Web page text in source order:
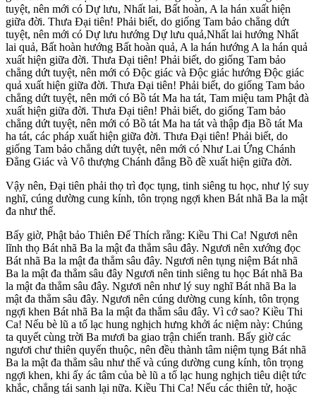
tuyệt, nên mới có Dự lưu, Nhất lai, Bất hoàn, A la hán xuất hiện
giữa đời. Thưa Đại tiên! Phải biết, do giống Tam bảo chẳng dứt
tuyệt, nên mới có Dự lưu hướng Dự lưu quả,Nhất lai hướng Nhất
lai quả, Bất hoàn hướng Bất hoàn quả, A la hán hướng A la hán quả
xuất hiện giữa đời. Thưa Đại tiên! Phải biết, do giống Tam bảo
chẳng dứt tuyệt, nên mới có Độc giác và Độc giác hướng Độc giác
quả xuất hiện giữa đời. Thưa Đại tiên! Phải biết, do giống Tam bảo
chẳng dứt tuyệt, nên mới có Bồ tát Ma ha tát, Tam miệu tam Phật đà
xuất hiện giữa đời. Thưa Đại tiên! Phải biết, do giống Tam bảo
chẳng dứt tuyệt, nên mới có Bồ tát Ma ha tát và thập địa Bồ tát Ma
ha tát, các pháp xuất hiện giữa đời. Thưa Đại tiên! Phải biết, do
giống Tam bảo chẳng dứt tuyệt, nên mới có Như Lai Ứng Chánh
Đẳng Giác và Vô thượng Chánh đẳng Bồ đề xuất hiện giữa đời.
Vậy nên, Đại tiên phải thọ trì đọc tụng, tinh siêng tu học, như lý suy
nghĩ, cúng dường cung kính, tôn trọng ngợi khen Bát nhã Ba la mật
đa như thế.
Bấy giờ, Phật bảo Thiên Đế Thích rằng: Kiều Thi Ca! Ngươi nên
lĩnh thọ Bát nhã Ba la mật đa thẳm sâu đây. Ngươi nên xướng đọc
Bát nhã Ba la mật đa thẳm sâu đây. Ngươi nên tụng niệm Bát nhã
Ba la mật đa thẳm sâu đây Ngươi nên tinh siêng tu học Bát nhã Ba
la mật đa thẳm sâu đây. Ngươi nên như lý suy nghĩ Bát nhã Ba la
mật đa thẳm sâu đây. Ngươi nên cúng dường cung kính, tôn trọng
ngợi khen Bát nhã Ba la mật đa thẳm sâu đây. Vì cớ sao? Kiều Thi
Ca! Nếu bè lũ a tố lạc hung nghịch hưng khởi ác niệm này: Chúng
ta quyết cùng trời Ba mươi ba giao trận chiến tranh. Bấy giờ các
ngươi chư thiên quyến thuộc, nên đều thành tâm niệm tụng Bát nhã
Ba la mật đa thẳm sâu như thế và cúng dường cung kính, tôn trọng
ngợi khen, khi ấy ác tâm của bè lũ a tố lạc hung nghịch tiêu diệt tức
khắc, chẳng tái sanh lại nữa. Kiều Thi Ca! Nếu các thiên tử, hoặc